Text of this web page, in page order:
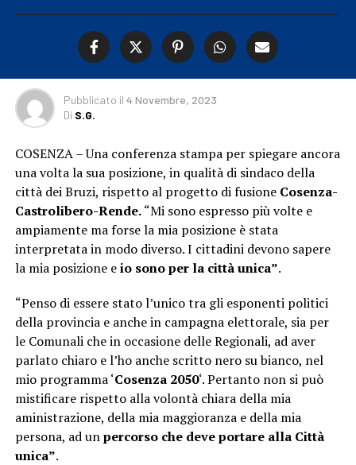
Pubblicato il 4 Novembre, 2023
Di S.G.
COSENZA – Una conferenza stampa per spiegare ancora
una volta la sua posizione, in qualità di sindaco della
città dei Bruzi, rispetto al progetto di fusione Cosenza-
Castrolibero-Rende.“Mi sono espresso più volte e
ampiamente ma forse la mia posizione è stata
interpretata in modo diverso. I cittadini devono sapere
la mia posizione eio sono per la città unica”.
“Penso di essere stato l’unico tra gli esponenti politici
della provincia e anche in campagna elettorale, sia per
le Comunali che in occasione delle Regionali, ad aver
parlato chiaro e l’ho anche scritto nero su bianco, nel
mio programma ‘Cosenza 2050‘. Pertanto non si può
mistificare rispetto alla volontà chiara della mia
aministrazione, della mia maggioranza e della mia
persona, ad unpercorso che deve portare alla Città
unica”.